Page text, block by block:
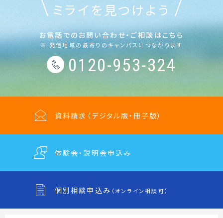
ミライを見つけよう
お電話でのお問い合わせ・ご相談はこちら
※ 発信地域の最寄りのキャンパスにつながります
0120-953-324
資料請求 （デジタル版・冊子版）
体験会・説明会申込み
個別相談申込み （オンライン相談可）